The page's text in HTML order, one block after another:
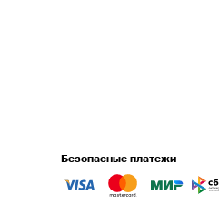
Безопасные платежи